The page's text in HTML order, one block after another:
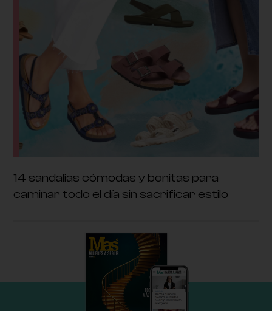
14 sandalias cómodas y bonitas para
caminar todo el día sin sacrificar estilo